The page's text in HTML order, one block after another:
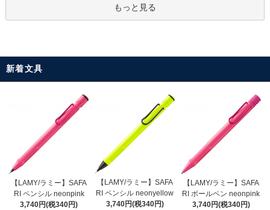
もっと見る
新着文具
【LAMY/ラミー】SAFA
RI ペンシル neonpink
3,740円(税340円)
【LAMY/ラミー】SAFA
RI ペンシル neonyellow
3,740円(税340円)
【LAMY/ラミー】SAFA
RI ボールペン neonpink
3,740円(税340円)